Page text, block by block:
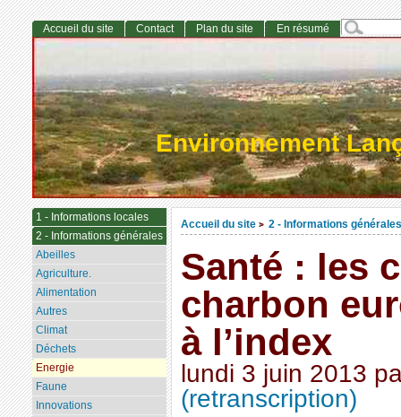
Environnement
Accueil du site > 2 - Informations générales
Santé : les
charbon
à l’index
lundi 3 juin 2013
(retranscription)
Accueil du site Contact Plan du site En résumé
1 - Informations locales
2 - Informations générales
Abeilles
Agriculture.
Alimentation
Autres
Climat
Déchets
Energie
Faune
Innovations